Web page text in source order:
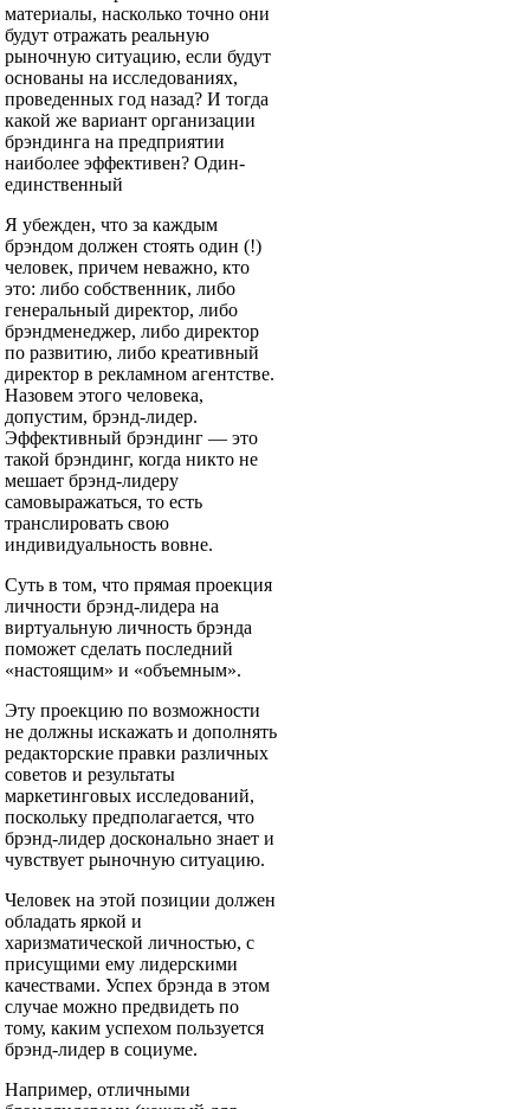
материалы, насколько точно они
будут отражать реальную
рыночную ситуацию, если будут
основаны на исследованиях,
проведенных год назад? И тогда
какой же вариант организации
брэндинга на предприятии
наиболее эффективен? Один-
единственный
Я убежден, что за каждым
брэндом должен стоять один (!)
человек, причем неважно, кто
это: либо собственник, либо
генеральный директор, либо
брэндменеджер, либо директор
по развитию, либо креативный
директор в рекламном агентстве.
Назовем этого человека,
допустим, брэнд-лидер.
Эффективный брэндинг — это
такой брэндинг, когда никто не
мешает брэнд-лидеру
самовыражаться, то есть
транслировать свою
индивидуальность вовне.
Суть в том, что прямая проекция
личности брэнд-лидера на
виртуальную личность брэнда
поможет сделать последний
«настоящим» и «объемным».
Эту проекцию по возможности
не должны искажать и дополнять
редакторские правки различных
советов и результаты
маркетинговых исследований,
поскольку предполагается, что
брэнд-лидер досконально знает и
чувствует рыночную ситуацию.
Человек на этой позиции должен
обладать яркой и
харизматической личностью, с
присущими ему лидерскими
качествами. Успех брэнда в этом
случае можно предвидеть по
тому, каким успехом пользуется
брэнд-лидер в социуме.
Например, отличными